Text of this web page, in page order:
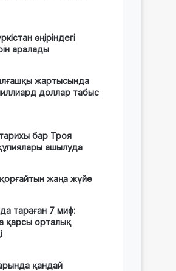
өңіріндегі
аралады
жартысында
доллар табыс
бар Троя
ашылуда
жаңа жүйе
тараған 7 миф:
қарсы орталық
қандай